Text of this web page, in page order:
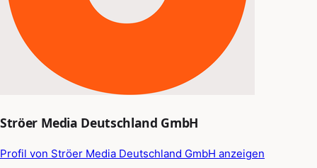
Ströer Media Deutschland GmbH
Profil von Ströer Media Deutschland GmbH anzeigen